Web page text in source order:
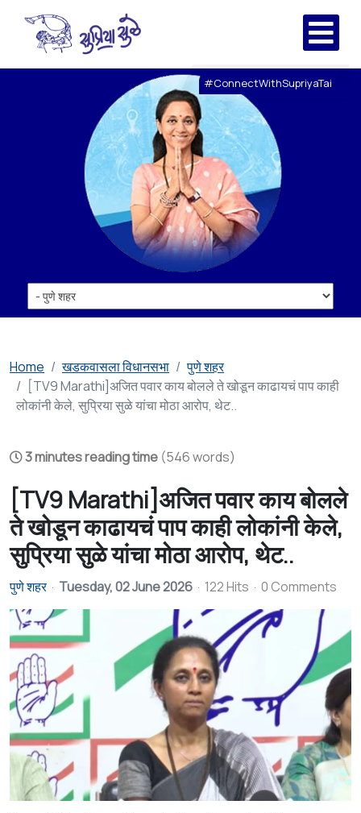
#ConnectWithSupriyaTai
Home खडकवासला विधानसभा
पुणे शहर
[TV9 Marathi]अजित पवार काय बोलले ते खोडून काढायचं पाप काही
लोकांनी केले, सुप्रिया सुळे यांचा मोठा आरोप, थेट..
3 minutes reading time (546 words)
[TV9 Marathi]अजित पवार काय बोलले
ते खोडून काढायचं पाप काही लोकांनी केले,
सुप्रिया सुळे यांचा मोठा आरोप, थेट..
पुणे शहर Tuesday, 02 June 2026 122 Hits 0 Comments